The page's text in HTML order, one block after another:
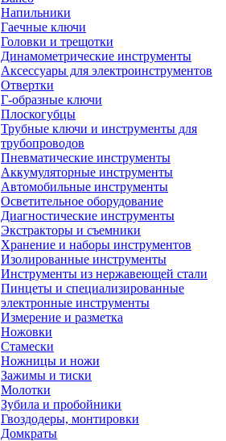
Напильники
Гаечные ключи
Головки и трещотки
Динамометрические инструменты
Аксессуары для электроинструментов
Отвертки
Г-образные ключи
Плоскогубцы
Трубные ключи и инструменты для
трубопроводов
Пневматические инструменты
Аккумуляторные инструменты
Автомобильные инструменты
Осветительное оборудование
Диагностические инструменты
Экстракторы и съемники
Хранение и наборы инструментов
Изолированные инструменты
Инструменты из нержавеющей стали
Пинцеты и специализированные
электронные инструменты
Измерение и разметка
Ножовки
Стамески
Ножницы и ножи
Зажимы и тиски
Молотки
Зубила и пробойники
Гвоздодеры, монтировки
Домкраты